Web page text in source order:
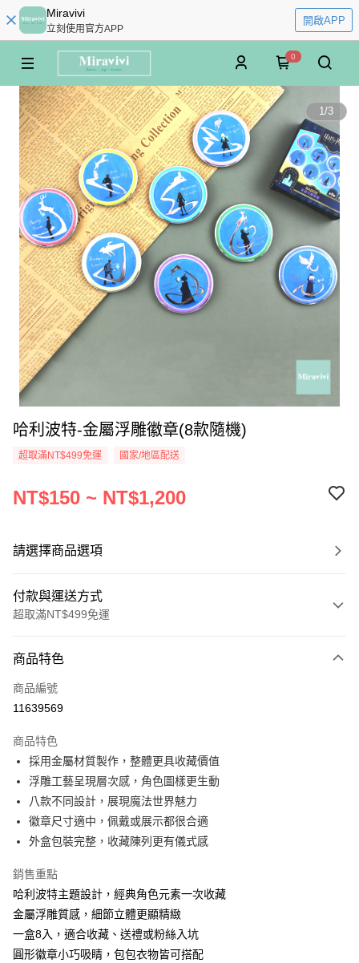
Miravivi
立刻使用官方APP
開啟APP
0
1/3
哈利波特-金屬浮雕徽章(8款隨機)
超取滿NT$499免運 國家/地區配送
NT$150 ~ NT$1,200
請選擇商品選項
付款與運送方式
超取滿NT$499免運
信用卡一次付款
超商取貨付款
Apple Pay
街口支付
悠遊付
AFTEE先享後付
相關說明
AFTEE先享後付是「在收到商品之後才付款」的支付方式。 讓您購物簡單
便利好安心！
１．簡單：不需註冊會員、不需綁卡、不需儲值。
２．便利：只要手機號碼，簡訊認證，即可結帳。
３．安心：先確認商品／服務後，再付款。
ATM付款
運送方式
商品特色
商品編號
11639569
商品特色
採用金屬材質製作，整體更具收藏價值
浮雕工藝呈現層次感，角色圖樣更生動
八款不同設計，展現魔法世界魅力
徽章尺寸適中，佩戴或展示都很合適
外盒包裝完整，收藏陳列更有儀式感
銷售重點
哈利波特主題設計，經典角色元素一次收藏
金屬浮雕質感，細節立體更顯精緻
一盒8入，適合收藏、送禮或粉絲入坑
圓形徽章小巧吸睛，包包衣物皆可搭配